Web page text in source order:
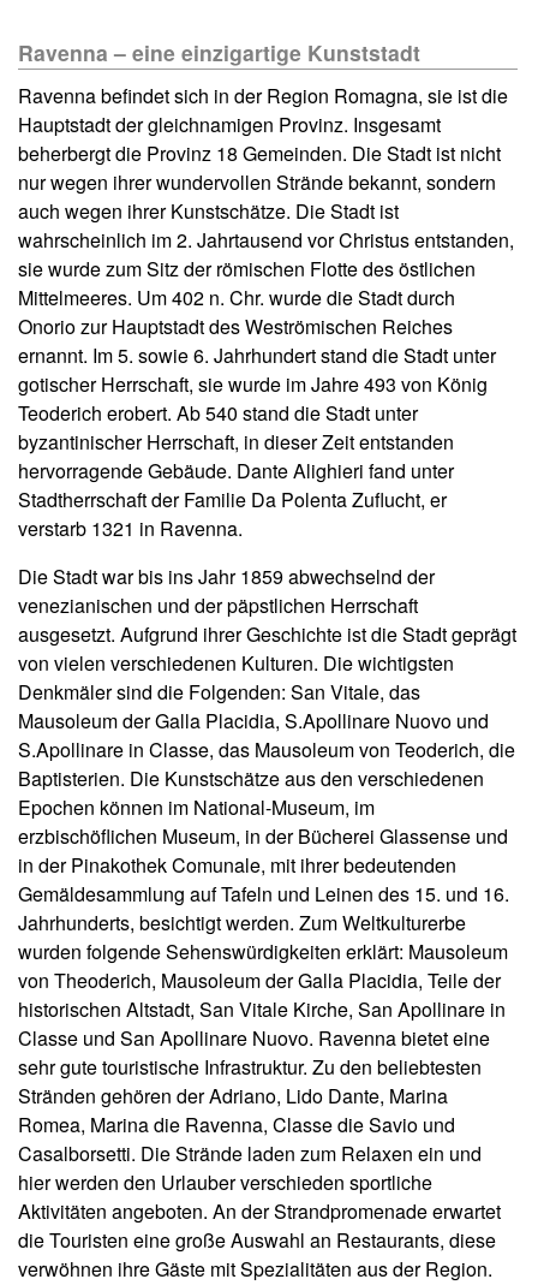
Ravenna – eine einzigartige Kunststadt
Ravenna befindet sich in der Region Romagna, sie ist die
Hauptstadt der gleichnamigen Provinz. Insgesamt
beherbergt die Provinz 18 Gemeinden. Die Stadt ist nicht
nur wegen ihrer wundervollen Strände bekannt, sondern
auch wegen ihrer Kunstschätze. Die Stadt ist
wahrscheinlich im 2. Jahrtausend vor Christus entstanden,
sie wurde zum Sitz der römischen Flotte des östlichen
Mittelmeeres. Um 402 n. Chr. wurde die Stadt durch
Onorio zur Hauptstadt des Weströmischen Reiches
ernannt. Im 5. sowie 6. Jahrhundert stand die Stadt unter
gotischer Herrschaft, sie wurde im Jahre 493 von König
Teoderich erobert. Ab 540 stand die Stadt unter
byzantinischer Herrschaft, in dieser Zeit entstanden
hervorragende Gebäude. Dante Alighieri fand unter
Stadtherrschaft der Familie Da Polenta Zuflucht, er
verstarb 1321 in Ravenna.
Die Stadt war bis ins Jahr 1859 abwechselnd der
venezianischen und der päpstlichen Herrschaft
ausgesetzt. Aufgrund ihrer Geschichte ist die Stadt geprägt
von vielen verschiedenen Kulturen. Die wichtigsten
Denkmäler sind die Folgenden: San Vitale, das
Mausoleum der Galla Placidia, S.Apollinare Nuovo und
S.Apollinare in Classe, das Mausoleum von Teoderich, die
Baptisterien. Die Kunstschätze aus den verschiedenen
Epochen können im National-Museum, im
erzbischöflichen Museum, in der Bücherei Glassense und
in der Pinakothek Comunale, mit ihrer bedeutenden
Gemäldesammlung auf Tafeln und Leinen des 15. und 16.
Jahrhunderts, besichtigt werden. Zum Weltkulturerbe
wurden folgende Sehenswürdigkeiten erklärt: Mausoleum
von Theoderich, Mausoleum der Galla Placidia, Teile der
historischen Altstadt, San Vitale Kirche, San Apollinare in
Classe und San Apollinare Nuovo. Ravenna bietet eine
sehr gute touristische Infrastruktur. Zu den beliebtesten
Stränden gehören der Adriano, Lido Dante, Marina
Romea, Marina die Ravenna, Classe die Savio und
Casalborsetti. Die Strände laden zum Relaxen ein und
hier werden den Urlauber verschieden sportliche
Aktivitäten angeboten. An der Strandpromenade erwartet
die Touristen eine große Auswahl an Restaurants, diese
verwöhnen ihre Gäste mit Spezialitäten aus der Region.